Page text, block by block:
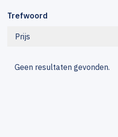
Trefwoord
Prijs
Geen resultaten gevonden.